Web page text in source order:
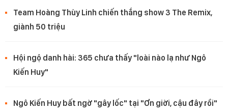
Team Hoàng Thùy Linh chiến thắng show 3 The Remix,
giành 50 triệu
Hội ngộ danh hài: 365 chưa thấy "loài nào lạ như Ngô
Kiến Huy"
Ngô Kiến Huy bất ngờ "gây lốc" tại "Ơn giời, cậu đây rồi"